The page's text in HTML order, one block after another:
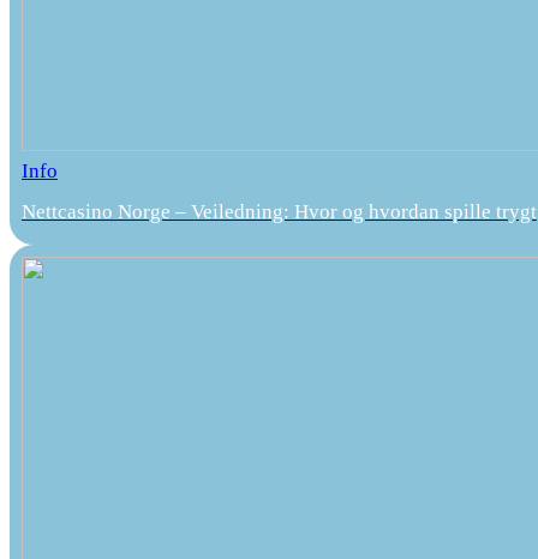
Info
Nettcasino Norge – Veiledning: Hvor og hvordan spille trygt